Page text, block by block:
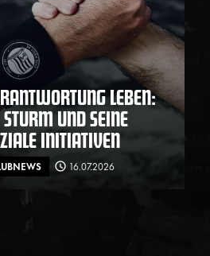
LEBEN:
UND SEINE
INITIATIVEN
16.07.2026